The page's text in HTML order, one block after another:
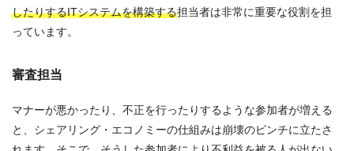
したりするITシステムを構築する担当者は非常に重要な役割を担
っています。
審査担当
マナーが悪かったり、不正を行ったりするような参加者が増える
と、シェアリング・エコノミーの仕組みは崩壊のピンチに立たさ